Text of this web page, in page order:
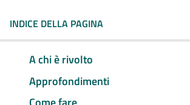
INDICE DELLA PAGINA
A chi è rivolto
Approfondimenti